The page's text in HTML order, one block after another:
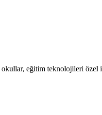
eğitim teknolojileri özel